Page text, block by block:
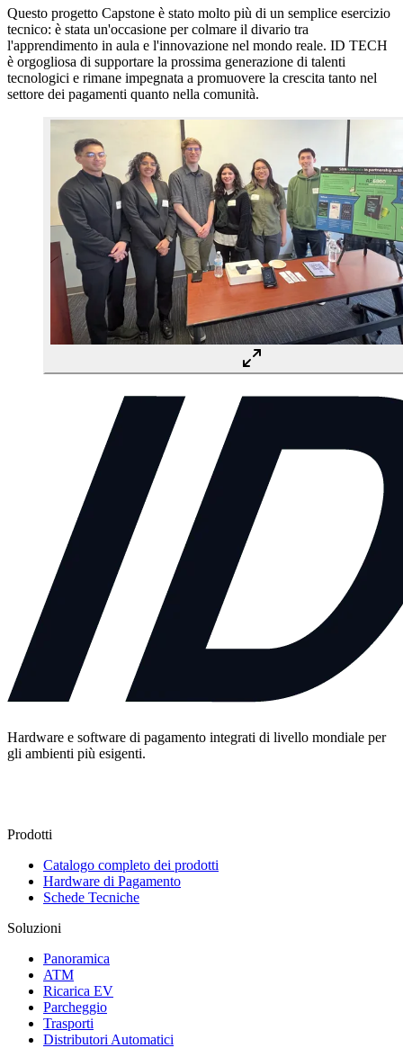
Questo progetto Capstone è stato molto più di un semplice esercizio
tecnico: è stata un'occasione per colmare il divario tra
l'apprendimento in aula e l'innovazione nel mondo reale. ID TECH
è orgogliosa di supportare la prossima generazione di talenti
tecnologici e rimane impegnata a promuovere la crescita tanto nel
settore dei pagamenti quanto nella comunità.
Hardware e software di pagamento integrati di livello mondiale per
gli ambienti più esigenti.
Prodotti
Catalogo completo dei prodotti
Hardware di Pagamento
Schede Tecniche
Soluzioni
Panoramica
ATM
Ricarica EV
Parcheggio
Trasporti
Distributori Automatici